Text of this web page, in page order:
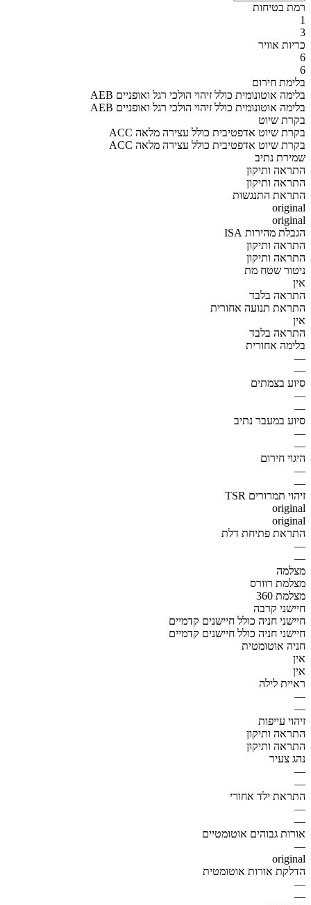
רמת בטיחות
1
3
כריות אוויר
6
6
בלימת חירום
AEB בלימה אוטונומית כולל זיהוי הולכי רגל ואופניים
AEB בלימה אוטונומית כולל זיהוי הולכי רגל ואופניים
בקרת שיוט
ACC בקרת שיוט אדפטיבית כולל עצירה מלאה
ACC בקרת שיוט אדפטיבית כולל עצירה מלאה
שמירת נתיב
התראה ותיקון
התראה ותיקון
התראת התנגשות
original
original
הגבלת מהירות ISA
התראה ותיקון
התראה ותיקון
ניטור שטח מת
אין
התראה בלבד
התראת תנועה אחורית
אין
התראה בלבד
בלימה אחורית
—
—
סיוע בצמתים
—
—
סיוע במעבר נתיב
—
—
היגוי חירום
—
—
זיהוי תמרורים TSR
original
original
התראת פתיחת דלת
—
—
מצלמה
מצלמת רוורס
מצלמת 360
חיישני קרבה
חיישני חניה כולל חיישנים קדמיים
חיישני חניה כולל חיישנים קדמיים
חניה אוטומטית
אין
אין
ראיית לילה
—
—
זיהוי עייפות
התראה ותיקון
התראה ותיקון
נהג צעיר
—
—
התראת ילד אחורי
—
—
אורות גבוהים אוטומטיים
—
original
הדלקת אורות אוטומטית
—
—